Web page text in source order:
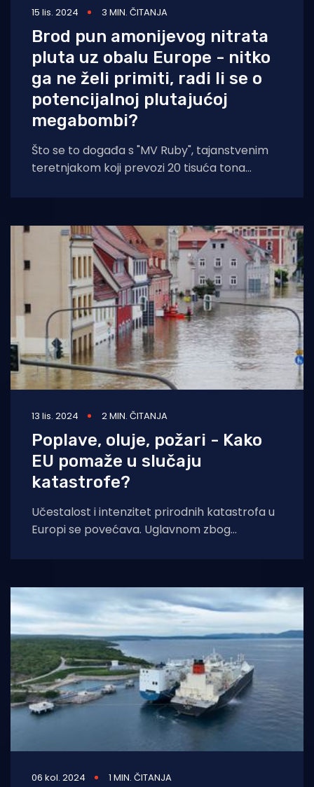
15 lis. 2024 3 MIN. ČITANJA
Brod pun amonijevog nitrata
pluta uz obalu Europe - nitko
ga ne želi primiti, radi li se o
potencijalnoj plutajućoj
megabombi?
Što se to događa s "MV Ruby", tajanstvenim
teretnjakom koji prevozi 20 tisuća tona
13 lis. 2024 2 MIN. ČITANJA
Poplave, oluje, požari - Kako
EU pomaže u slučaju
katastrofe?
Učestalost i intenzitet prirodnih katastrofa u
Europi se povećava. Uglavnom zbog
su posljednjih godina izloženi
06 kol. 2024 1 MIN. ČITANJA